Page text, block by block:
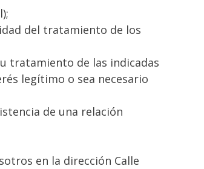
del tratamiento de los
tratamiento de las indicadas
legítimo o sea necesario
de una relación
en la dirección Calle